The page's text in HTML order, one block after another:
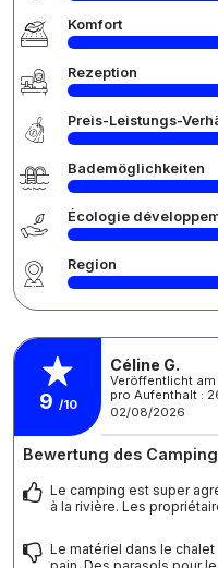
Komfort
Rezeption
Preis-Leistungs-
Bademöglichkeiten
Écologie
Region
9 /10
Céline G.
Veröffentlicht
pro Aufenthalt :
02/08/2026
Bewertung des
Le camping est super
à la rivière. Les
Le matériel dans le
pain. Des parasols pour